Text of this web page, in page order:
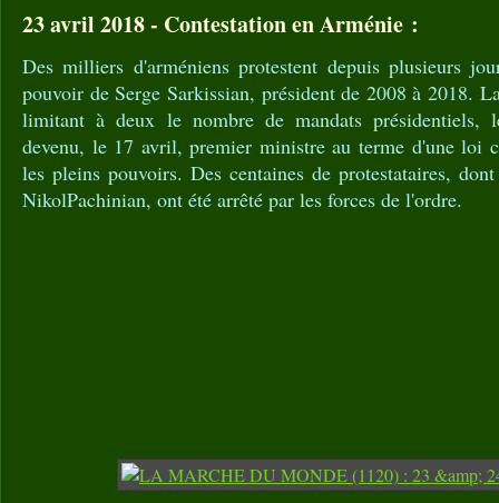
23 avril 2018 - Contestation en Arménie :
Des milliers d'arméniens protestent depuis plusieurs
pouvoir de Serge Sarkissian, président de 2008 à 2018.
limitant à deux le nombre de mandats présidentiels,
devenu, le 17 avril, premier ministre au terme d'une loi
les pleins pouvoirs. Des centaines de protestataires,
NikolPachinian, ont été arrêté par les forces de l'ordre.